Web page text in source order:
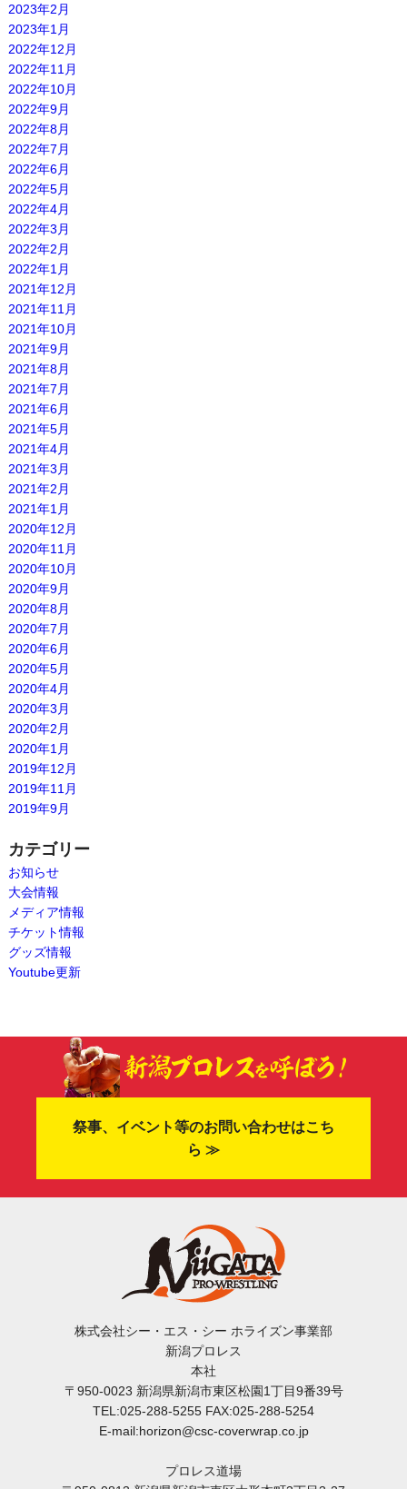
2023年2月
2023年1月
2022年12月
2022年11月
2022年10月
2022年9月
2022年8月
2022年7月
2022年6月
2022年5月
2022年4月
2022年3月
2022年2月
2022年1月
2021年12月
2021年11月
2021年10月
2021年9月
2021年8月
2021年7月
2021年6月
2021年5月
2021年4月
2021年3月
2021年2月
2021年1月
2020年12月
2020年11月
2020年10月
2020年9月
2020年8月
2020年7月
2020年6月
2020年5月
2020年4月
2020年3月
2020年2月
2020年1月
2019年12月
2019年11月
2019年9月
カテゴリー
お知らせ
大会情報
メディア情報
チケット情報
グッズ情報
Youtube更新
祭事、イベント等のお問い合わせはこち
ら ≫
株式会社シー・エス・シー ホライズン事業部
新潟プロレス
本社
〒950-0023 新潟県新潟市東区松園1丁目9番39号
TEL:025-288-5255 FAX:025-288-5254
E-mail:horizon@csc-coverwrap.co.jp
プロレス道場